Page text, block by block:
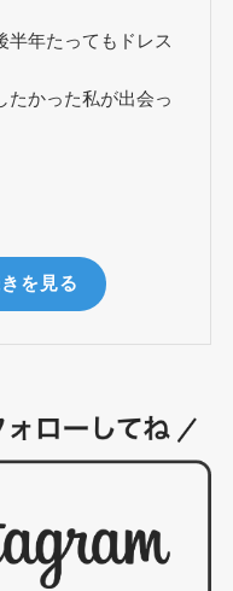
半年たってもドレス
たかった私が出会っ
を見る